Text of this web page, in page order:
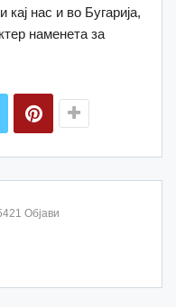
нас и во Бугарија,
наменета за
Објави